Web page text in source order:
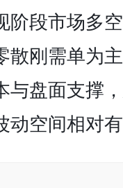
阶段市场多
散刚需单为
与盘面支撑
动空间相对